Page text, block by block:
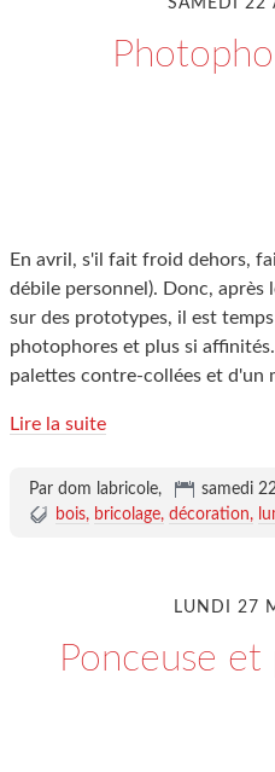
SAMEDI 22
En avril, s'il fait froid dehors,
débile personnel). Donc, après
sur des prototypes, il est
photophores et plus si
palettes contre-collées et d'un
Lire la suite
Par dom labricole, samedi
bois
bricolage décoration
LUNDI 27
Ponceuse